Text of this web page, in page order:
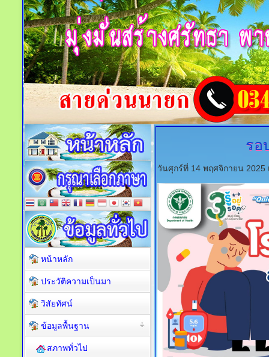
รอ
วันศุกร์ที่ 14 พฤศจิกายน 2025
หน้าหลัก
ประวัติความเป็นมา
วิสัยทัศน์
ข้อมูลพื้นฐาน
สภาพทั่วไป